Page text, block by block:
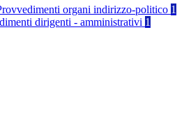
organi indirizzo-politico 1
dirigenti - amministrativi 1